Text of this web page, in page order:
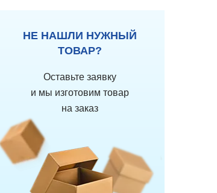
НЕ НАШЛИ НУЖНЫЙ
ТОВАР?
Оставьте заявку
и мы изготовим товар
на заказ